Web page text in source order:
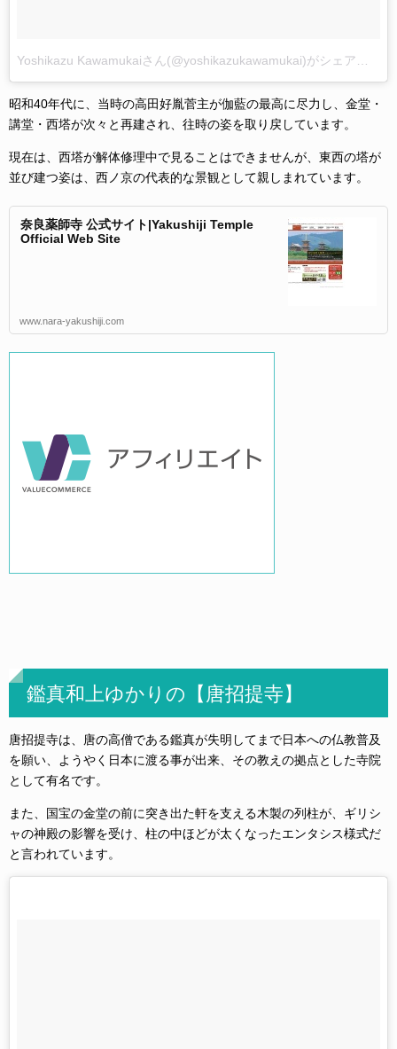
昭和40年代に、当時の高田好胤菅主が伽藍の最高に尽力し、金堂・
講堂・西塔が次々と再建され、往時の姿を取り戻しています。
現在は、西塔が解体修理中で見ることはできませんが、東西の塔が
並び建つ姿は、西ノ京の代表的な景観として親しまれています。
奈良薬師寺 公式サイト|Yakushiji Temple
Official Web Site
www.nara-yakushiji.com
鑑真和上ゆかりの【唐招提寺】
唐招提寺は、唐の高僧である鑑真が失明してまで日本への仏教普及
を願い、ようやく日本に渡る事が出来、その教えの拠点とした寺院
として有名です。
また、国宝の金堂の前に突き出た軒を支える木製の列柱が、ギリシ
ャの神殿の影響を受け、柱の中ほどが太くなったエンタシス様式だ
と言われています。